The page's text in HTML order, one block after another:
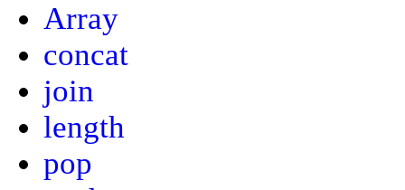
Array
concat
join
length
pop